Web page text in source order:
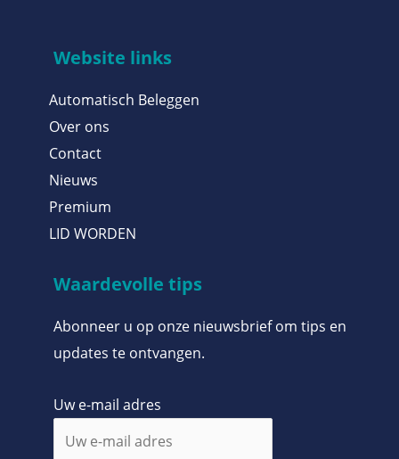
Website links
Automatisch Beleggen
Over ons
Contact
Nieuws
Premium
LID WORDEN
Waardevolle tips
Abonneer u op onze nieuwsbrief om tips en
updates te ontvangen.
Uw e-mail adres